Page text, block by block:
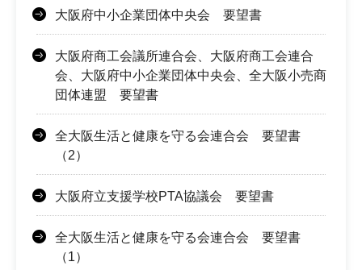
大阪府中小企業団体中央会 要望書
大阪府商工会議所連合会、大阪府商工会連合
会、大阪府中小企業団体中央会、全大阪小売商
団体連盟 要望書
全大阪生活と健康を守る会連合会 要望書
（2）
大阪府立支援学校PTA協議会 要望書
全大阪生活と健康を守る会連合会 要望書
（1）